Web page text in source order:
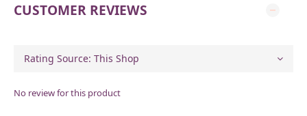
CUSTOMER REVIEWS
No review for this product